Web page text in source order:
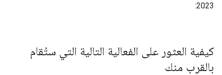
2023:
كيفية العثور على الفعالية التالية التي ستُقام
بالقرب منك